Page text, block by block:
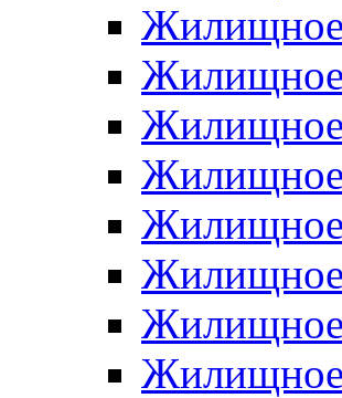
Жилищное
Жилищное
Жилищное
Жилищное
Жилищное
Жилищное
Жилищное